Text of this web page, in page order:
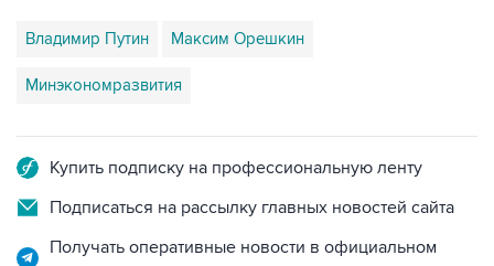
Владимир Путин Максим Орешкин
Минэкономразвития
Купить подписку на профессиональную ленту
Подписаться на рассылку главных новостей сайта
Получать оперативные новости в официальном